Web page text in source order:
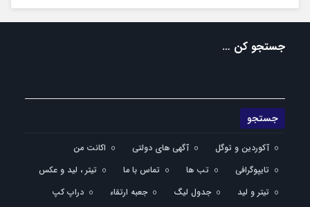
جستجو کن …
آکوردین و توگل آگهی های دولتی
اکانت من
تایپوگرافی
تب ها تماس با ما
تیتر ، لید و عکس
تیتر و لید
جدول لیگ جعبه ارتقاء
دراپ کپ